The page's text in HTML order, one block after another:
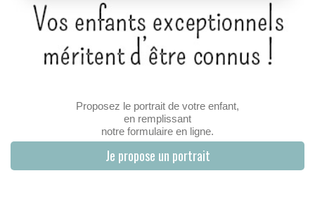
Proposez le portrait de votre enfant,
en remplissant
notre formulaire en ligne.
Je propose un portrait